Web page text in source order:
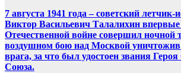
7 августа 1941 года – советский летчик-
Виктор Васильевич Талалихин
Отечественной войне совершил ночной
воздушном бою над Москвой
врага, за что был удостоен звания
Союза.